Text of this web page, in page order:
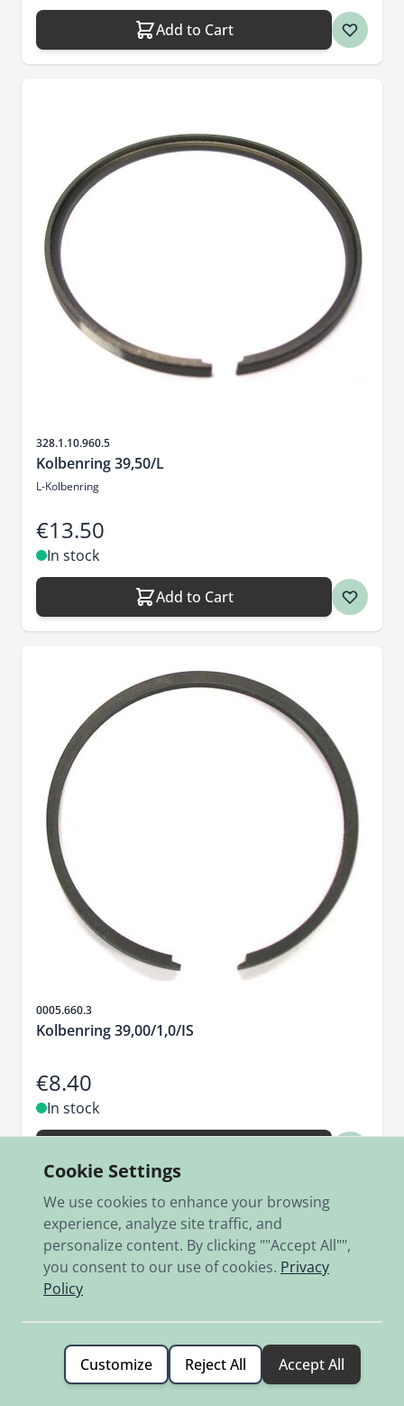
Add to Cart
Sku
328.1.10.960.5
Kolbenring 39,50/L
L-Kolbenring
€13.50
In stock
Add to Cart
Sku
0005.660.3
Kolbenring 39,00/1,0/IS
€8.40
In stock
Cookie Settings
We use cookies to enhance your browsing
experience, analyze site traffic, and
personalize content. By clicking ""Accept All"",
you consent to our use of cookies. Privacy
Policy
Customize Reject All Accept All